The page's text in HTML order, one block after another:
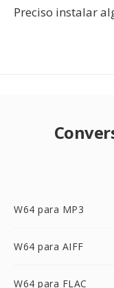
Preciso instalar
W64 para MP3
W64 para AIFF
W64 para FLAC